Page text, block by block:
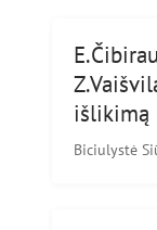
išlikimą
Biciulystė